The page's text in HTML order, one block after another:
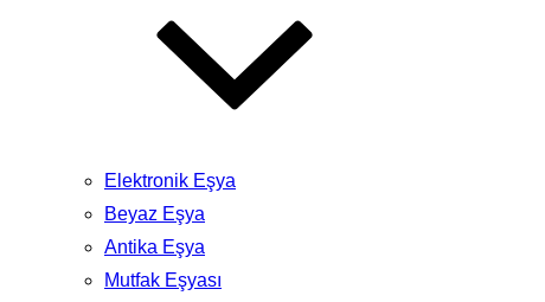
Elektronik Eşya
Beyaz Eşya
Antika Eşya
Mutfak Eşyası